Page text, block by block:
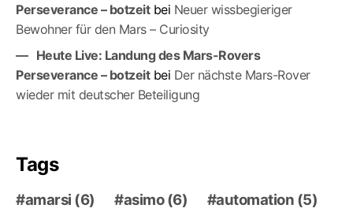
Perseverance – botzeitbei Neuer wissbegieriger
Bewohner für den Mars – Curiosity
Heute Live: Landung des Mars-Rovers
Perseverance – botzeitbei Der nächste Mars-Ro­ver
wieder mit deutscher Beteiligung
Tags
amarsi (6) asimo(6) automation (5)